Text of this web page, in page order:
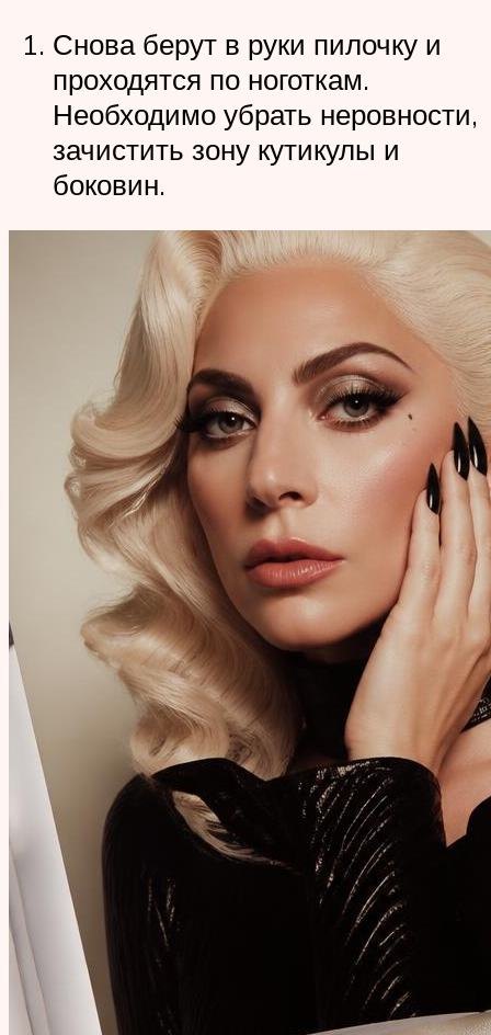
Снова берут в руки пилочку и
проходятся по ноготкам.
Необходимо убрать неровности,
зачистить зону кутикулы и
боковин.